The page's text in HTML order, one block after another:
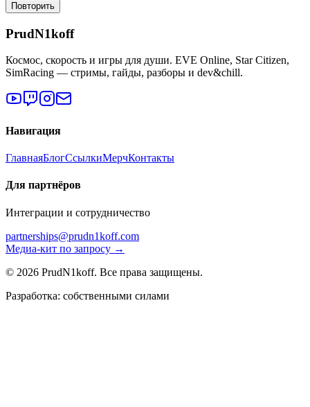
Повторить
PrudN1koff
Космос, скорость и игры для души. EVE Online, Star Citizen,
SimRacing — стримы, гайды, разборы и dev&chill.
Навигация
ГлавнаяБлогСсылкиМерчКонтакты
Для партнёров
Интеграции и сотрудничество
partnerships@prudn1koff.com
Медиа-кит по запросу →
© 2026 PrudN1koff. Все права защищены.
Разработка: собственными силами